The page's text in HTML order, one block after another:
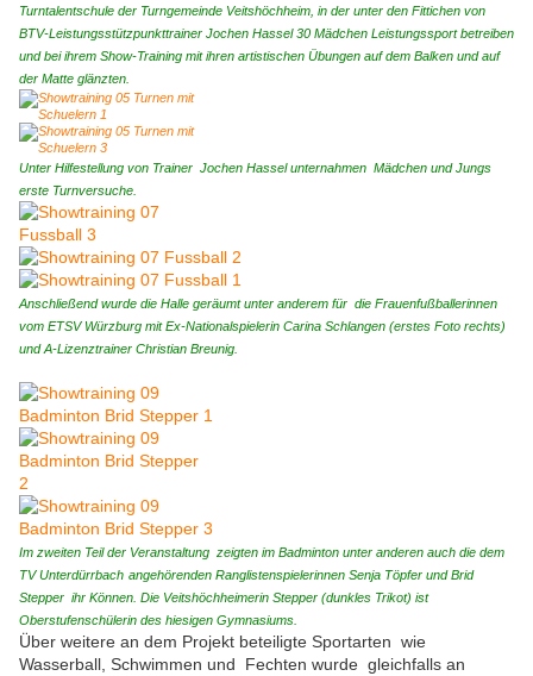
Turntalentschule der Turngemeinde Veitshöchheim, in der unter den Fittichen von
BTV-Leistungsstützpunkttrainer Jochen Hassel 30 Mädchen Leistungssport betreiben
und bei ihrem Show-Training mit ihren artistischen Übungen auf dem Balken und auf
der Matte glänzten.
Unter Hilfestellung von Trainer Jochen Hassel unternahmen Mädchen und Jungs
erste Turnversuche.
Anschließend wurde die Halle geräumt unter anderem für die Frauenfußballerinnen
vom ETSV Würzburg mit Ex-Nationalspielerin Carina Schlangen (erstes Foto rechts)
und A-Lizenztrainer Christian Breunig.
Im zweiten Teil der Veranstaltung zeigten im Badminton unter anderen auch die dem
TV Unterdürrbach angehörenden Ranglistenspielerinnen Senja Töpfer und Brid
Stepper ihr Können. Die Veitshöchheimerin Stepper (dunkles Trikot) ist
Oberstufenschülerin des hiesigen Gymnasiums.
Über weitere an dem Projekt beteiligte Sportarten wie
Wasserball, Schwimmen und Fechten wurde gleichfalls an